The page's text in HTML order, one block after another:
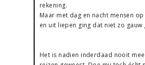
rekening.
Maar met dag en nacht mensen
en uit liepen ging dat niet zo gauw
Het is nadien inderdaad nooit